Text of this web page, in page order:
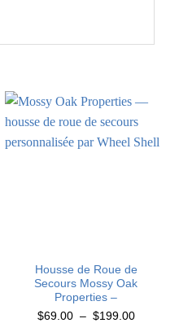
Housse de Roue de
Secours Mossy Oak
Properties –
$69.00 – $199.00Plage